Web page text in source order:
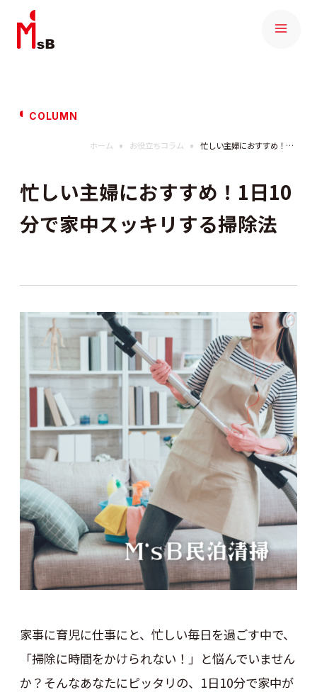
COLUMN
ホーム お役立ちコラム 忙しい主婦におすすめ！1日10分で家中スッキリする掃除法
忙しい主婦におすすめ！1日10
分で家中スッキリする掃除法
家事に育児に仕事にと、忙しい毎日を過ごす中で、
「掃除に時間をかけられない！」と悩んでいません
か？そんなあなたにピッタリの、1日10分で家中が